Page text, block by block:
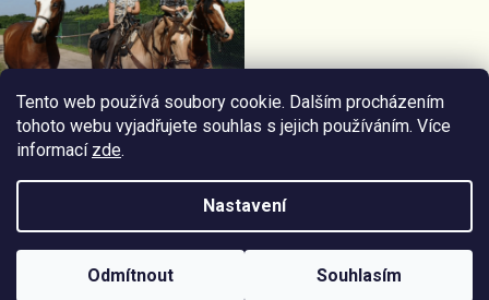
Tento web používá soubory cookie. Dalším procházením
tohoto webu vyjadřujete souhlas s jejich používáním. Více
informací zde.
Nastavení
Odmítnout Souhlasím
Vytvořil
Shoptetu